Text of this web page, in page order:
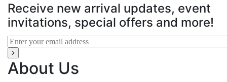
Receive new arrival updates, event
invitations, special offers and more!
About Us